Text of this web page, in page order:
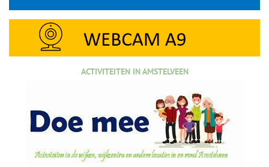
ACTIVITEITEN IN AMSTELVEEN